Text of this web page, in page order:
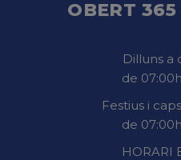
OBERT 365
Dilluns a
de
Festius i
de
HORARI